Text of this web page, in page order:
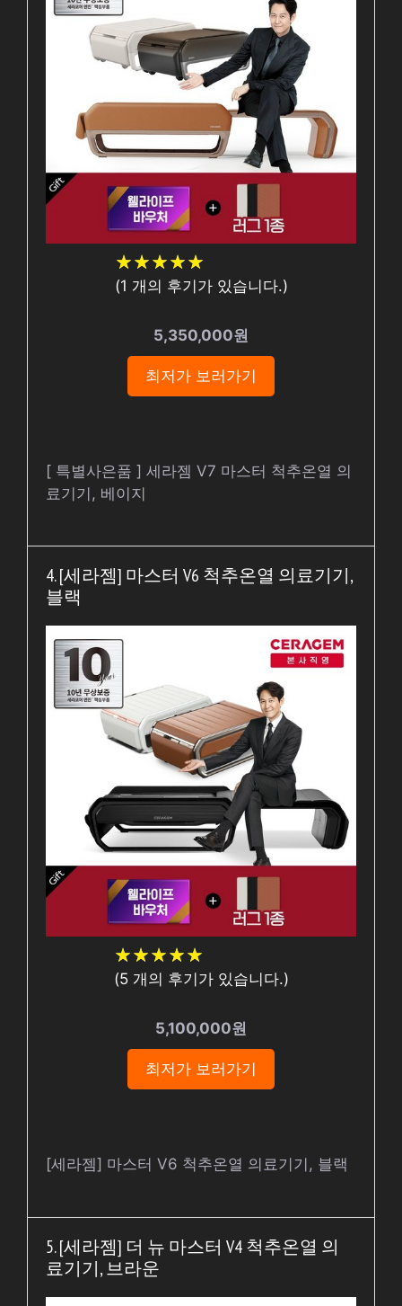
★★★★★
★★★★★
(1 개의 후기가 있습니다.)
5,350,000원
최저가 보러가기
[ 특별사은품 ] 세라젬 V7 마스터 척추온열 의
료기기, 베이지
4. [세라젬] 마스터 V6 척추온열 의료기기,
블랙
★★★★★
★★★★★
(5개의 후기가 있습니다.)
5,100,000원
최저가 보러가기
[세라젬] 마스터 V6 척추온열 의료기기, 블랙
5. [세라젬] 더 뉴 마스터 V4 척추온열 의
료기기, 브라운